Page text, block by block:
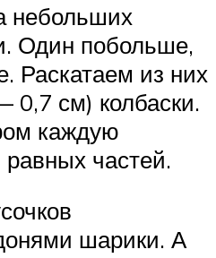
небольших
Один побольше,
Раскатаем из них
0,7 см) колбаски.
каждую
равных частей.
шарики. А